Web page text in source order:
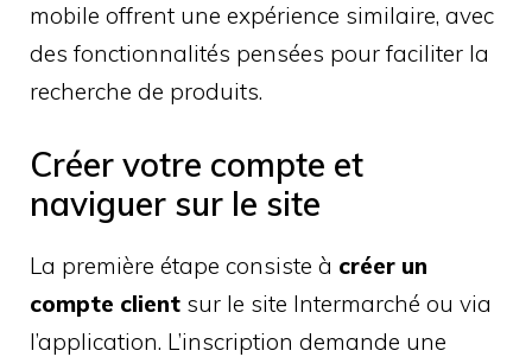
mobile offrent une expérience similaire, avec
des fonctionnalités pensées pour faciliter la
recherche de produits.
Créer votre compte et
naviguer sur le site
La première étape consiste à créer un
compte client sur le site Intermarché ou via
l’application. L’inscription demande une